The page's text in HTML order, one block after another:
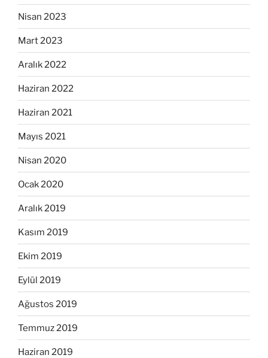
Nisan 2023
Mart 2023
Aralık 2022
Haziran 2022
Haziran 2021
Mayıs 2021
Nisan 2020
Ocak 2020
Aralık 2019
Kasım 2019
Ekim 2019
Eylül 2019
Ağustos 2019
Temmuz 2019
Haziran 2019